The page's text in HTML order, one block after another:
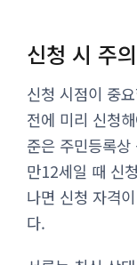
신청 시 주
신청 시점이 중
전에 미리 신청
준은 주민등록
만12세일 때 신
나면 신청 자격
다.